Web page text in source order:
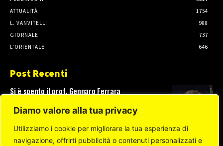
Diamo valore alla tua privacy
Utilizziamo i cookie per migliorare la tua esperienza di
navigazione, offrirti pubblicità o contenuti personalizzati e
ATTUALITÀ
1754
L. VANVITELLI
988
GIORNALE
737
L'ORIENTALE
646
Post Recenti
Si è spento il prof. Gennaro Ferrara